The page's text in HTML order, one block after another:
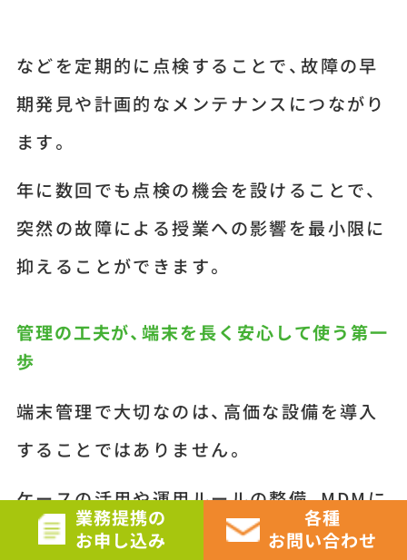
業務提携の
お申し込み
各種
お問い合わせ
などを定期的に点検することで、故障の早
期発見や計画的なメンテナンスにつながり
ます。
年に数回でも点検の機会を設けることで、
突然の故障による授業への影響を最小限に
抑えることができます。
管理の工夫が、端末を長く安心して使う第一
歩
端末管理で大切なのは、高価な設備を導入
することではありません。
ケースの活用や運用ルールの整備、MDMに
よる一括管理、定期点検など、日頃の小さ